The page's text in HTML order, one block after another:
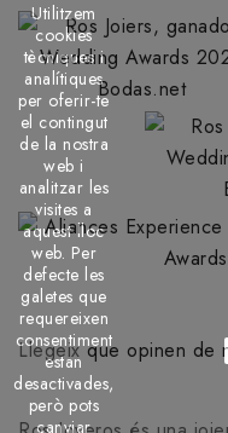
Llegeixque opinen de
Utilitzem
cookies
tècniques i
analítiques
per oferir-te
el contingut
de la nostra
web i
analitzar les
visites a
aquest lloc
web. Per
defecte les
galetes que
requereixen
consentiment
estan
desactivades,
però pots
canviar